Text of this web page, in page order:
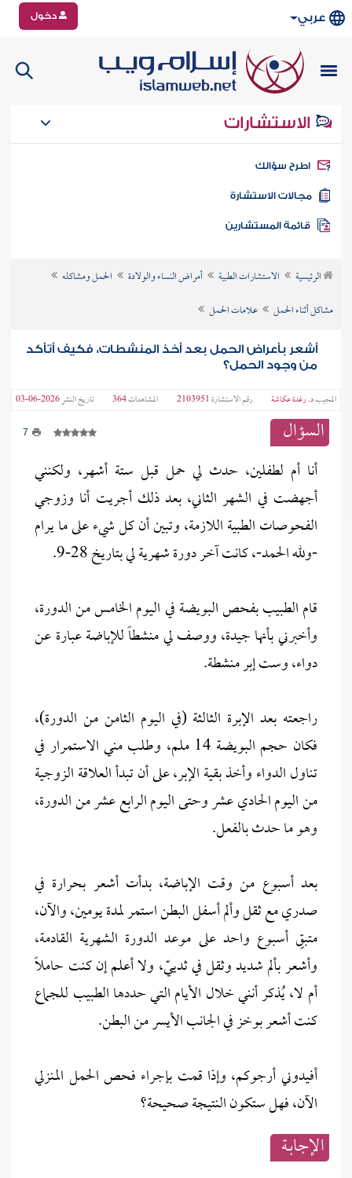
عربي دخول
الاستشارات
سؤالك
الاستشارة
الرئيسية الاستشارات الطبية أمراض النساء والولادة
الحمل ومشاكله
مشاكل أثناء الحمل
علامات الحمل
أشعر بأعراض الحمل بعد أخذ المنشطات، فكيف أتأكد
من وجود الحمل؟
المجيبد. رغدة عكاشة رقم الاستشارة2103951 المشاهدات364 تاريخ النشر2026-06-03
السؤال 7
أنا أم لطفلين، حدث لي حمل قبل ستة أشهر، ولكنني
أجهضت في الشهر الثاني، بعد ذلك أجريت أنا وزوجي
الفحوصات الطبية اللازمة، وتبين أن كل شيء على ما يرام
-ولله الحمد-، كانت آخر دورة شهرية لي بتاريخ 28-9.
قام الطبيب بفحص البويضة في اليوم الخامس من الدورة،
وأخبرني بأنها جيدة، ووصف لي منشطاً للإباضة عبارة عن
دواء، وست إبر منشطة.
راجعته بعد الإبرة الثالثة (في اليوم الثامن من الدورة)،
فكان حجم البويضة 14 ملم، وطلب مني الاستمرار في
تناول الدواء وأخذ بقية الإبر، على أن تبدأ العلاقة الزوجية
من اليوم الحادي عشر وحتى اليوم الرابع عشر من الدورة،
وهو ما حدث بالفعل.
بعد أسبوع من وقت الإباضة، بدأت أشعر بحرارة في
صدري مع ثقل وألم أسفل البطن استمر لمدة يومين، والآن،
متبقٍ أسبوع واحد على موعد الدورة الشهرية القادمة،
وأشعر بألم شديد وثقل في ثدييّ، ولا أعلم إن كنت حاملاً
أم لا، يُذكر أنني خلال الأيام التي حددها الطبيب للجماع
كنت أشعر بوخز في الجانب الأيسر من البطن.
أفيدوني أرجوكم، وإذا قمت بإجراء فحص الحمل المنزلي
الآن، فهل ستكون النتيجة صحيحة؟
الإجابــة